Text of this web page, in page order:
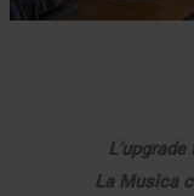
La Musica